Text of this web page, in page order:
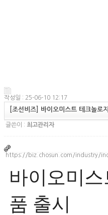
작성일 : 25-06-10 12:17
[조선비즈] 바이오미스트 테크놀로
글쓴이 : 최고관리자
https://biz.chosun.com/industry/
바이오미
품 출시